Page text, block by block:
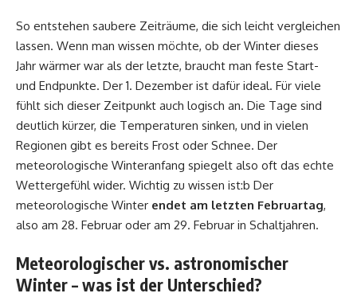
So entstehen saubere Zeiträume, die sich leicht vergleichen
lassen. Wenn man wissen möchte, ob der Winter dieses
Jahr wärmer war als der letzte, braucht man feste Start-
und Endpunkte. Der 1. Dezember ist dafür ideal. Für viele
fühlt sich dieser Zeitpunkt auch logisch an. Die Tage sind
deutlich kürzer, die Temperaturen sinken, und in vielen
Regionen gibt es bereits Frost oder Schnee. Der
meteorologische Winteranfang spiegelt also oft das echte
Wettergefühl wider. Wichtig zu wissen ist:b Der
meteorologische Winter endet am letzten Februartag,
also am 28. Februar oder am 29. Februar in Schaltjahren.
Meteorologischer vs. astronomischer
Winter – was ist der Unterschied?